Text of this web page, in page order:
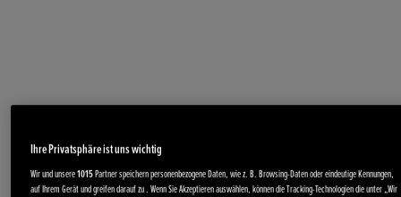
Ihre Privatsphäre ist uns wichtig
Wir und unsere1015Partner speichern personenbezogene Daten, wie z. B. Browsing-Daten oder eindeutige Kennungen,
auf Ihrem Gerät und greifen darauf zu . Wenn Sie Akzeptieren auswählen, können die Tracking-Technologien die unter „Wir